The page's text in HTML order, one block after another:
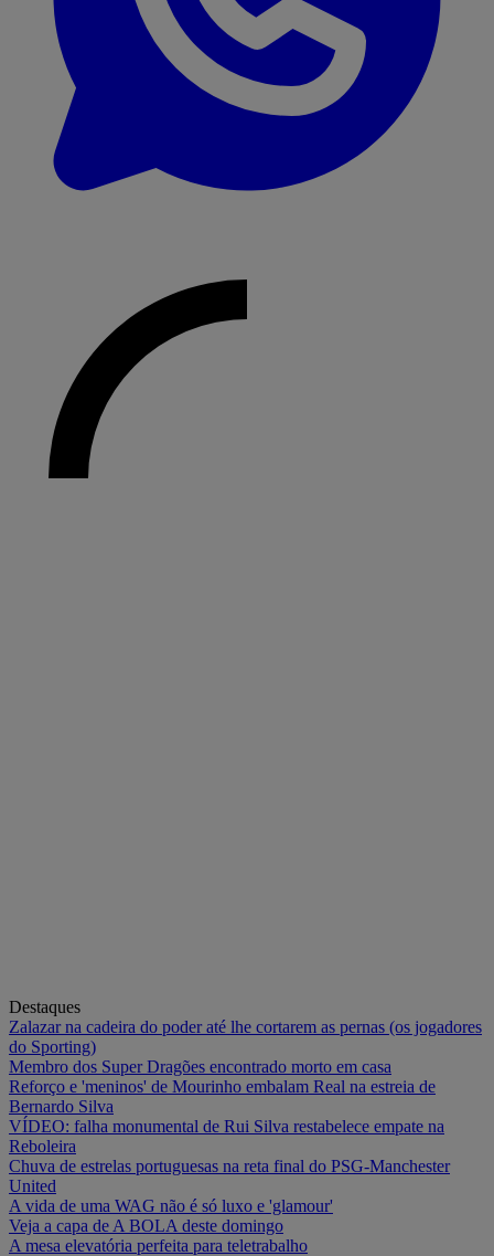
Destaques
Zalazar na cadeira do poder até lhe cortarem as pernas (os jogadores
do Sporting)
Membro dos Super Dragões encontrado morto em casa
Reforço e 'meninos' de Mourinho embalam Real na estreia de
Bernardo Silva
VÍDEO: falha monumental de Rui Silva restabelece empate na
Reboleira
Chuva de estrelas portuguesas na reta final do PSG-Manchester
United
A vida de uma WAG não é só luxo e 'glamour'
Veja a capa de A BOLA deste domingo
A mesa elevatória perfeita para teletrabalho